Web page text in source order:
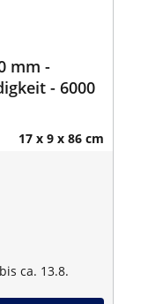
mm -
- 6000
17 x 9 x 86 cm
bis ca. 13.8.